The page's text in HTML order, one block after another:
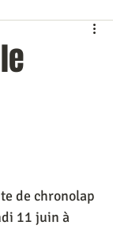
de chronolap
11 juin à